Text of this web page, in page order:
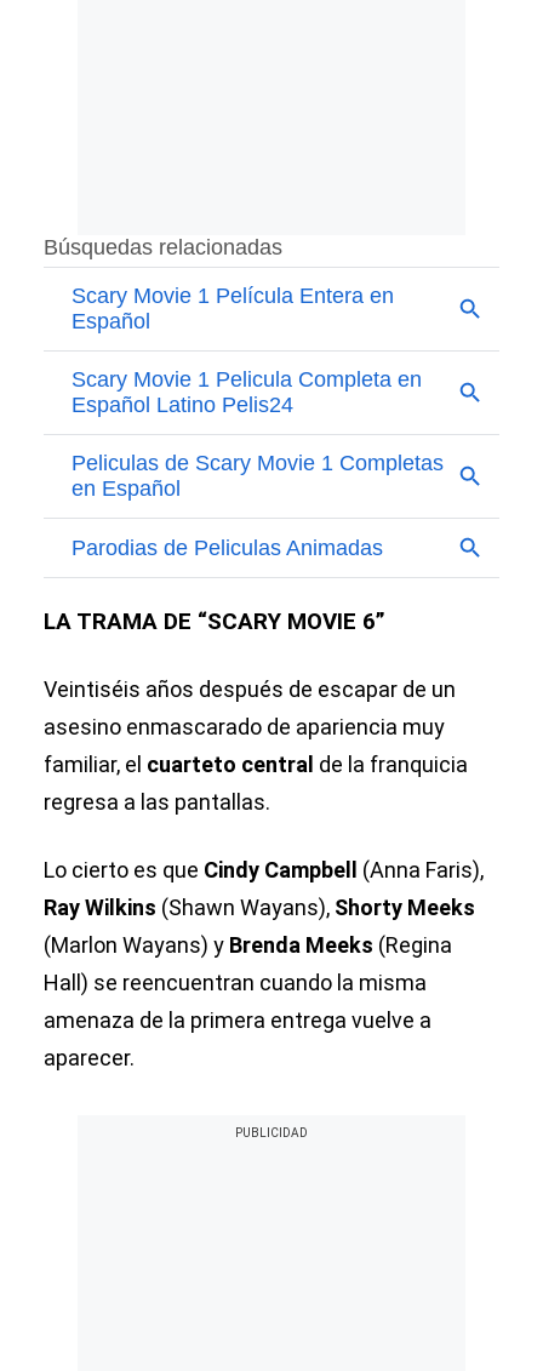
LA TRAMA DE “SCARY MOVIE 6”
Veintiséis años después de escapar de un
asesino enmascarado de apariencia muy
familiar, el cuarteto central de la franquicia
regresa a las pantallas.
Lo cierto es que Cindy Campbell
(Anna Faris),
Ray Wilkins (Shawn Wayans), Shorty Meeks
(Marlon Wayans) y Brenda Meeks (Regina
Hall) se reencuentran cuando la misma
amenaza de la primera entrega vuelve a
aparecer.